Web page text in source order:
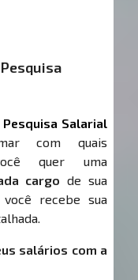
Pesquisa Salarial
com quais
quer uma
cargo de sua
você recebe sua
salários com a